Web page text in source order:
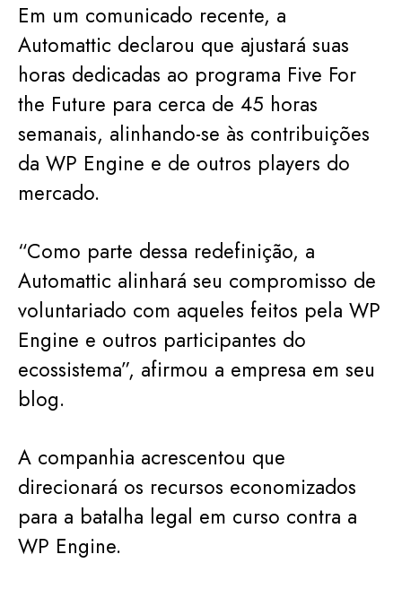
Em um comunicado recente, a
Automattic declarou que ajustará suas
horas dedicadas ao programa Five For
the Future para cerca de 45 horas
semanais, alinhando-se às contribuições
da WP Engine e de outros players do
mercado.
“Como parte dessa redefinição, a
Automattic alinhará seu compromisso de
voluntariado com aqueles feitos pela WP
Engine e outros participantes do
ecossistema”, afirmou a empresa em seu
blog.
A companhia acrescentou que
direcionará os recursos economizados
para a batalha legal em curso contra a
WP Engine.